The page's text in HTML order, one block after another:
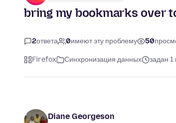
bring my bookmarks over
2ответа 0имеют эту проблему 50
Firefox Синхронизация данных задан 1
Diane Georgeson